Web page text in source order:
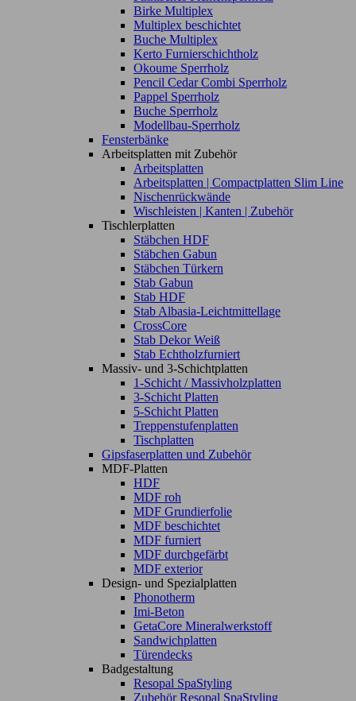
Birke Multiplex
Multiplex beschichtet
Buche Multiplex
Kerto Furnierschichtholz
Okoume Sperrholz
Pencil Cedar Combi Sperrholz
Pappel Sperrholz
Buche Sperrholz
Modellbau-Sperrholz
Fensterbänke
Arbeitsplatten mit Zubehör
Arbeitsplatten
Arbeitsplatten | Compactplatten Slim Line
Nischenrückwände
Wischleisten | Kanten | Zubehör
Tischlerplatten
Stäbchen HDF
Stäbchen Gabun
Stäbchen Türkern
Stab Gabun
Stab HDF
Stab Albasia-Leichtmittellage
CrossCore
Stab Dekor Weiß
Stab Echtholzfurniert
Massiv- und 3-Schichtplatten
1-Schicht / Massivholzplatten
3-Schicht Platten
5-Schicht Platten
Treppenstufenplatten
Tischplatten
Gipsfaserplatten und Zubehör
MDF-Platten
HDF
MDF roh
MDF Grundierfolie
MDF beschichtet
MDF furniert
MDF durchgefärbt
MDF exterior
Design- und Spezialplatten
Phonotherm
Imi-Beton
GetaCore Mineralwerkstoff
Sandwichplatten
Türendecks
Badgestaltung
Resopal SpaStyling
Zubehör Resopal SpaStyling